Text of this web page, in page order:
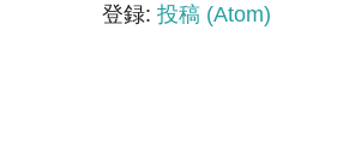
登録: 投稿 (Atom)